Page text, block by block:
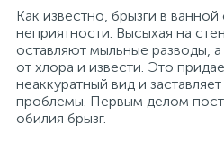
Как известно, брызги в
неприятности. Высыхая на
оставляют мыльные разводы,
от хлора и извести. Это
неаккуратный вид и
проблемы. Первым делом
обилия брызг.